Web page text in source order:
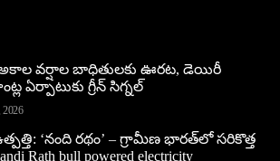
| అకాల వర్షాల బాధితులకు ఊరట, డెయిరీ
ఏర్పాటుకు గ్రీన్‌ సిగ్నల్
2026
‘నంది రథం’ – గ్రామీణ భారత్‌లో సరికొత్త
Rath bull powered electricity